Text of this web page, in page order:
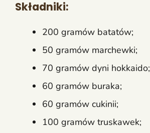
Składniki:
200 gramów batatów;
50 gramów marchewki;
70 gramów dyni hokkaido;
60 gramów buraka;
60 gramów cukinii;
100 gramów truskawek;